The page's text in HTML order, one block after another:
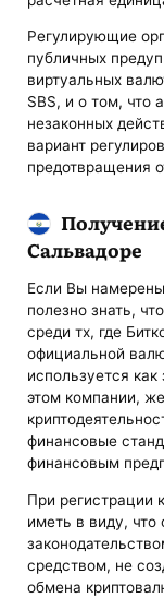
Регулирующие
публичных
виртуальных
SBS, и о том, что
незаконных
вариант
предотвращения
Сальвадоре
Если Вы
полезно знать,
среди тх, где
официальной
используется
этом компании,
финансовые
финансовым
При регистрации
иметь в виду, что
средством, не
обмена